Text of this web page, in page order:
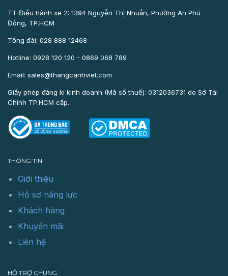
TT Điều hành xe 2: 1394 Nguyễn Thị Nhuần, Phường An Phú
Đông, TP.HCM
Tổng đài: 028 888 12468
Hotline: 0928 120 120 - 0869 068 789
Email: sales@thangcanhviet.com
Giấy phép đăng kí kinh doanh (Mã số thuế): 0312036731 do Sở Tài
Chính TP.HCM cấp.
THÔNG TIN
Giới thiệu
Hồ sơ năng lực
Khách hàng
Khuyến mãi
Liên hệ
HỖ TRỢ CHUNG